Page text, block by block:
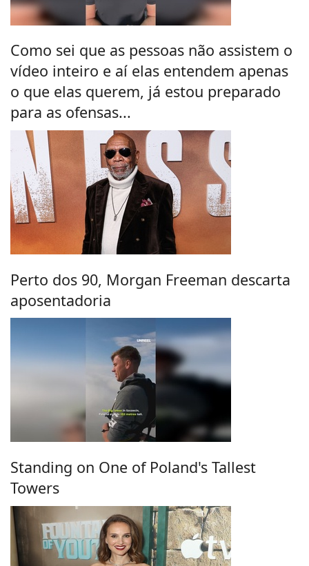
Como sei que as pessoas não assistem o
vídeo inteiro e aí elas entendem apenas
o que elas querem, já estou preparado
para as ofensas...
Perto dos 90, Morgan Freeman descarta
aposentadoria
Standing on One of Poland's Tallest
Towers